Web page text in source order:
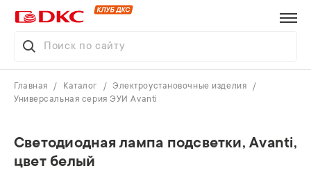
Главная Каталог
Электроустановочные изделия
Универсальная серия ЭУИ Avanti
Светодиодная лампа подсветки, Avanti,
цвет белый